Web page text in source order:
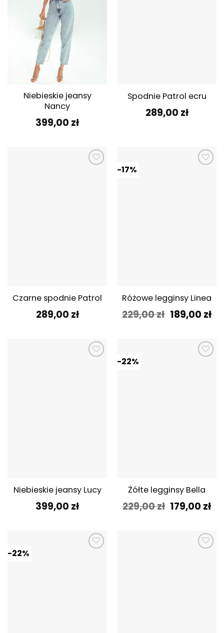
Niebieskie jeansy
Nancy
399,00 zł
Spodnie Patrol ecru
289,00 zł
Czarne spodnie Patrol
289,00 zł
-17%
Różowe legginsy Linea
229,00zł Pierwotna
cena
229,00 zł.
189,00 zł
Niebieskie jeansy Lucy
399,00 zł
-22%
Żółte legginsy Bella
229,00zł Pierwotna
cena
229,00 zł.
179,00 zł
-22%